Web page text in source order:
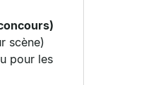
scène)
pour les